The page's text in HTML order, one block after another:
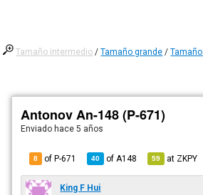
Tamaño intermedio /Tamaño grande /Tamaño
Antonov An-148 (P-671)
Enviado hace 5 años
8 of P-671 40 of A148 59 at ZKPY
King F Hui